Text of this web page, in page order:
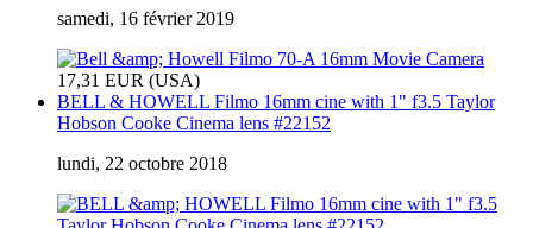
samedi, 16 février 2019
17,31 EUR (USA)
BELL & HOWELL Filmo 16mm cine with 1" f3.5 Taylor
Hobson Cooke Cinema lens #22152
lundi, 22 octobre 2018